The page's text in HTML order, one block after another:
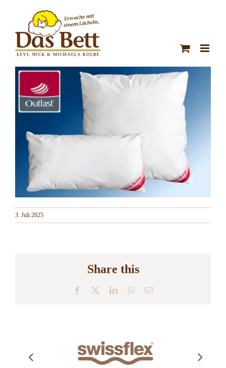
3. Juli 2025
Share this
Facebook LinkedInWhatsApp
E-